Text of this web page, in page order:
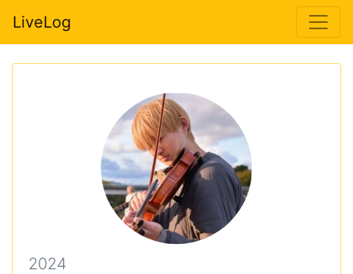
LiveLog
2024